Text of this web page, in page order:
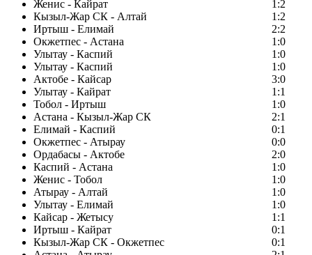
Женис - Кайрат
1:2
Кызыл-Жар СК - Алтай
1:2
Иртыш - Елимай
2:2
Окжетпес - Астана
1:0
Улытау - Каспий
1:0
Улытау - Каспий
1:0
Актобе - Кайсар
3:0
Улытау - Кайрат
1:1
Тобол - Иртыш
1:0
Астана - Кызыл-Жар СК
2:1
Елимай - Каспий
0:1
Окжетпес - Атырау
0:0
Ордабасы - Актобе
2:0
Каспий - Астана
1:0
Женис - Тобол
1:0
Атырау - Алтай
1:0
Улытау - Елимай
1:0
Кайсар - Жетысу
1:1
Иртыш - Кайрат
0:1
Кызыл-Жар СК - Окжетпес
0:1